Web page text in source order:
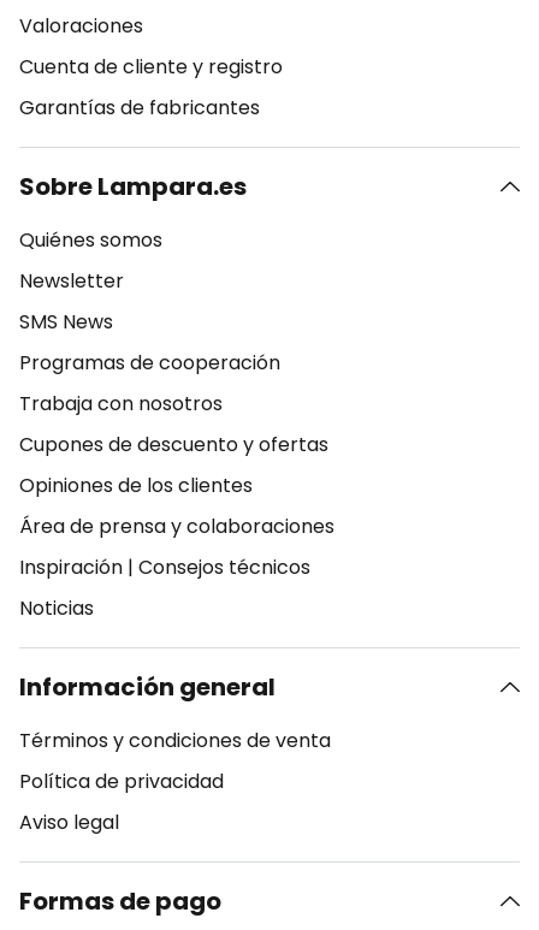
Valoraciones
Cuenta de cliente y registro
Garantías de fabricantes
Sobre Lampara.es
Quiénes somos
Newsletter
SMS News
Programas de cooperación
Trabaja con nosotros
Cupones de descuento y ofertas
Opiniones de los clientes
Área de prensa y colaboraciones
Inspiración | Consejos técnicos
Noticias
Información general
Términos y condiciones de venta
Política de privacidad
Aviso legal
Formas de pago